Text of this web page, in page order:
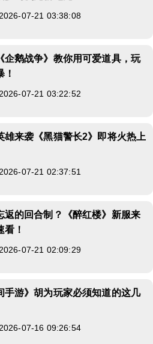
07-21 03:38:08
企鹅战争》教你用可爱道具，玩
！
07-21 03:22:52
雄来袭《黑猫警长2》即将火热上
07-21 02:37:51
返的回合制？《醉红楼》新服来
看！
07-21 02:09:29
手游》胡为玩家必须知道的这几
07-16 09:26:54